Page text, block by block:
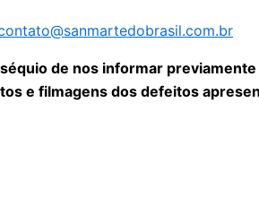
de nos informar
e filmagens dos defeitos